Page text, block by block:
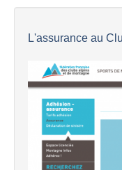
L'assurance au